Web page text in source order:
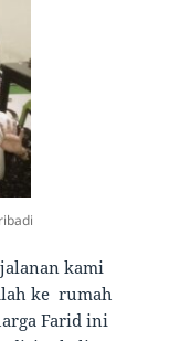
kami
ke rumah
Farid ini